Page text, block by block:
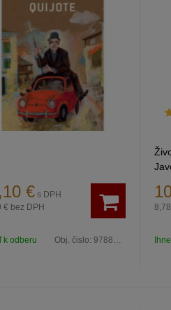
€ s DPH
€ bez DPH
k odberu Obj. čislo: 9788081616952